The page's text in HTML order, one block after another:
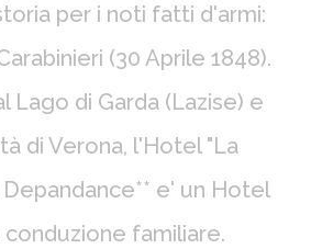
per i noti fatti d'armi:
(30 Aprile 1848).
Lago di Garda (Lazise) e
di Verona, l'Hotel "La
Depandance** e' un Hotel
familiare.